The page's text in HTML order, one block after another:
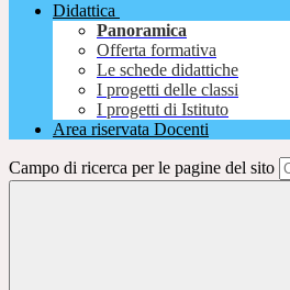
Didattica
Panoramica
Offerta formativa
Le schede didattiche
I progetti delle classi
I progetti di Istituto
Area riservata Docenti
Campo di ricerca per le pagine del sito